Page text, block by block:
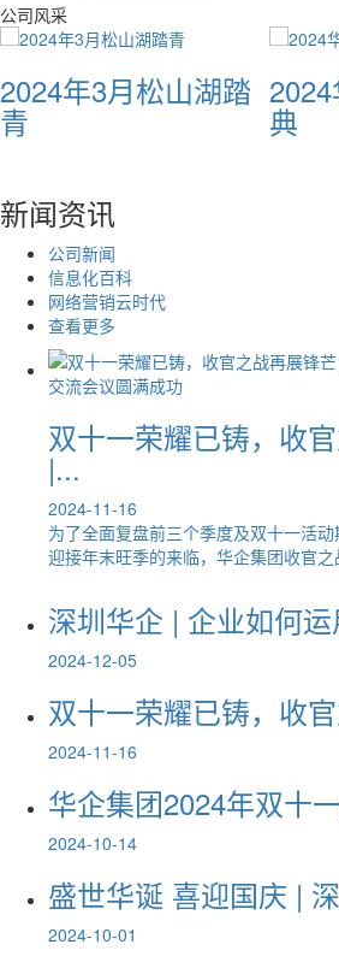
公司风采
2024年3月松山湖踏
青 典
新闻资讯
公司新闻
信息化百科
网络营销云时代
查看更多
双十一荣耀已铸，收
|...
2024-11-16
为了全面复盘前三个季度及双十一活
迎接年末旺季的来临，华企集团收官
深圳华企 | 企业如何
2024-12-05
双十一荣耀已铸，收
2024-11-16
华企集团2024年双十
2024-10-14
盛世华诞 喜迎国庆 |
2024-10-01